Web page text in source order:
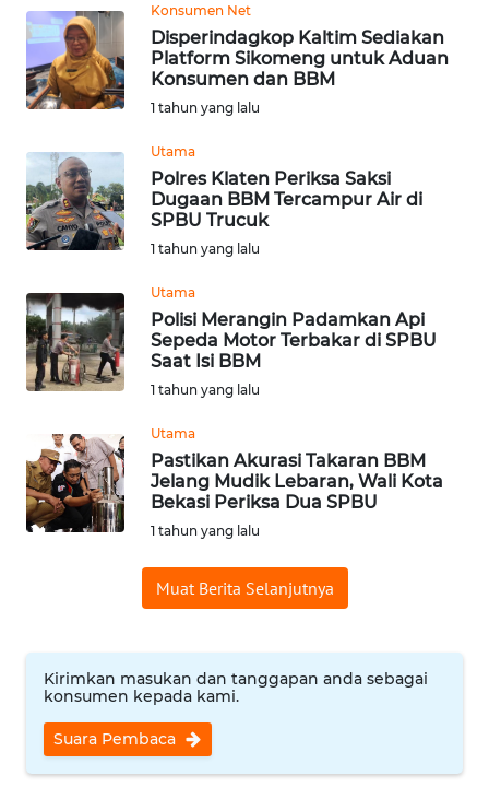
Konsumen Net
Disperindagkop Kaltim Sediakan
Platform Sikomeng untuk Aduan
Konsumen dan BBM
1 tahun yang lalu
Utama
Polres Klaten Periksa Saksi
Dugaan BBM Tercampur Air di
SPBU Trucuk
1 tahun yang lalu
Utama
Polisi Merangin Padamkan Api
Sepeda Motor Terbakar di SPBU
Saat Isi BBM
1 tahun yang lalu
Utama
Pastikan Akurasi Takaran BBM
Jelang Mudik Lebaran, Wali Kota
Bekasi Periksa Dua SPBU
1 tahun yang lalu
Muat Berita Selanjutnya
Kirimkan masukan dan tanggapan anda sebagai
konsumen kepada kami.
Suara Pembaca
WN
PADANG
LAWAS
SUMEDANG
WN
CIANJUR
WN
KEPULAUAN
SERIBU
WN
BINJAI
INDRAMAYU
WN
KUNINGAN